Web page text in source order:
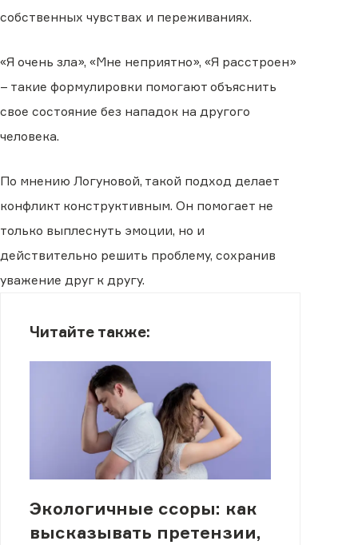
собственных чувствах и переживаниях.
«Я очень зла», «Мне неприятно», «Я расстроен»
– такие формулировки помогают объяснить
свое состояние без нападок на другого
человека.
По мнению Логуновой, такой подход делает
конфликт конструктивным. Он помогает не
только выплеснуть эмоции, но и
действительно решить проблему, сохранив
уважение друг к другу.
Читайте также:
Экологичные ссоры: как
высказывать претензии,